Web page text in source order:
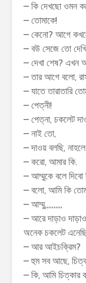
– কি দেখছো ওমন
– তোমাকে!
– কেনো? আগে
– বউ সেজে তো
– দেখা শেষ? এখন
– তার আগে বলো,
– যাতে তারাতারি
– পেত্নী!
– পেত্না, চকলেট
– নাই তো,
– দাওয় বলছি,
– করো, আমার কি.
– আম্মুকে বলে দিবো
– বলো, আমি কি
– আম্মু,,,,,,,,,,
– আরে দাড়াও
অনেক চকলেট
– আর আইচক্রিম?
– হুম সব আছে,
– কি, আমি চিত্কার